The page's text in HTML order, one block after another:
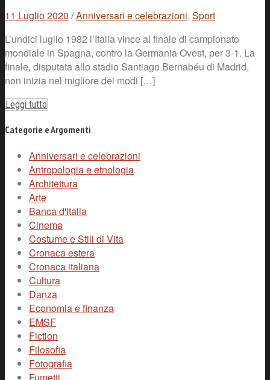
11 Luglio 2020 /Anniversari e celebrazioni, Sport
L’undici luglio 1982 l’Italia vince al finale di campionato
mondiale in Spagna, contro la Germania Ovest, per 3-1. La
finale, disputata allo stadio Santiago Bernabéu di Madrid,
non inizia nel migliore dei modi […]
Leggi tutto
Categorie e Argomenti
Anniversari e celebrazioni
Antropologia e etnologia
Architettura
Arte
Banca d'Italia
Cinema
Costume e Stili di Vita
Cronaca estera
Cronaca italiana
Cultura
Danza
Economia e finanza
EMSF
Fiction
Filosofia
Fotografia
Fumetti